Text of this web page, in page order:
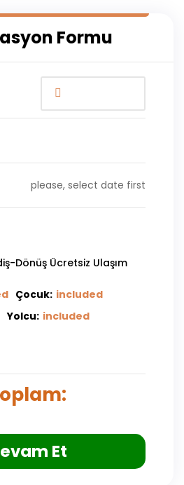
Formu
please, select date first
Dönüş Ücretsiz Ulaşım
Çocuk: included
Yolcu: included
Et